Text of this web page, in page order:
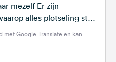
Er zijn
alles plotseling stil
wordt. Niet buiten, maar binnenin. Na...
met Google Translate en kan